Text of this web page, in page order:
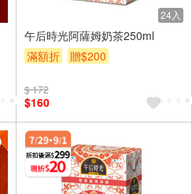
24入
午后時光阿薩姆奶茶250ml
滿額折
贈$200
$ 172
$160